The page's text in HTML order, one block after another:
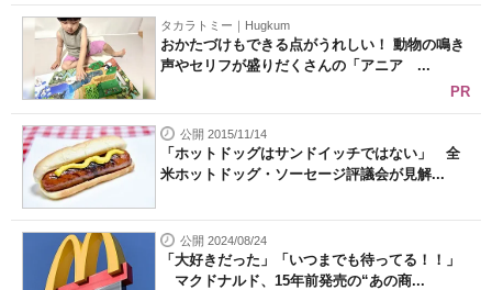
タカラトミー｜Hugkum
おかたづけもできる点がうれしい！ 動物の鳴き
声やセリフが盛りだくさんの「アニア ...
PR
公開 2015/11/14
「ホットドッグはサンドイッチではない」 全
米ホットドッグ・ソーセージ評議会が見解...
公開 2024/08/24
「大好きだった」「いつまでも待ってる！！」
マクドナルド、15年前発売の“あの商...